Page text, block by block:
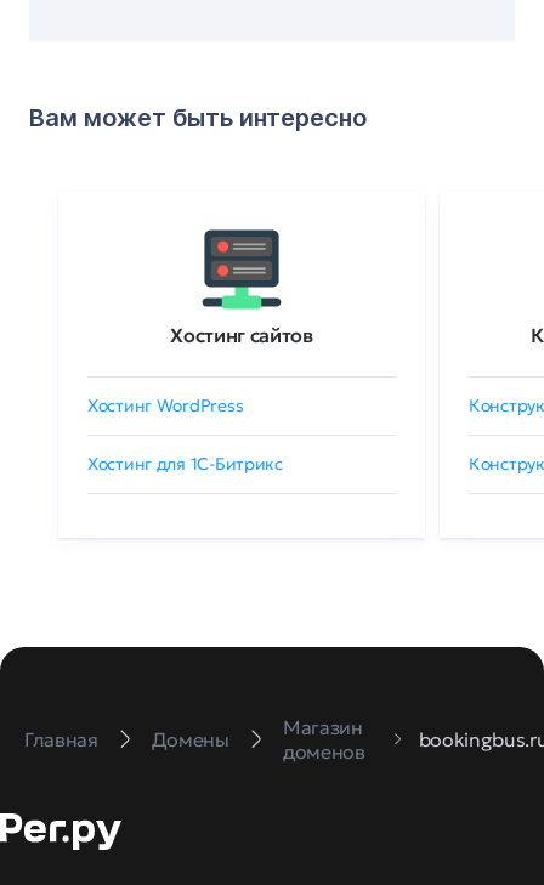
Вам может быть интересно
Хостинг сайтов
Хостинг WordPress
Хостинг для 1C-Битрикс
Главная Домены
Магазин
доменов